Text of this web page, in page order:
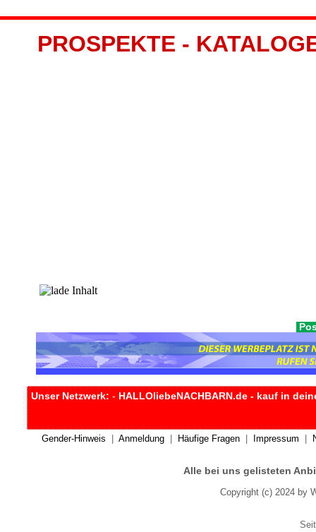
PROSPEKTE -
Unser Netzwerk: - HALLOliebeNACHBARN.de - kauf in
Gender-Hinweis Anmeldung| Häufige Fragen| Impressum
Alle bei uns gelisteten
Copyright (c) 2024 by